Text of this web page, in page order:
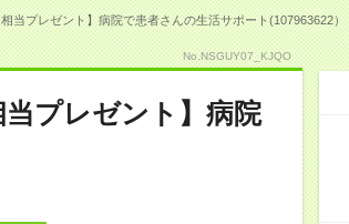
当プレゼント】病院で患者さんの生活サポート(107963622）
No.NSGUY07_KJQO
プレゼント】病院